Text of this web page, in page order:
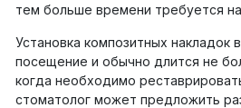
тем больше времени требуется
Установка композитных накладок
посещение и обычно длится не
когда необходимо
стоматолог может предложить